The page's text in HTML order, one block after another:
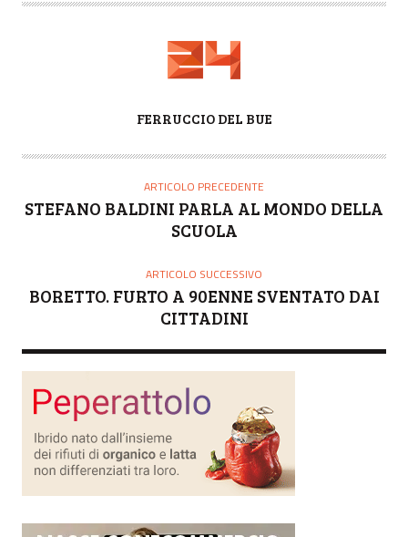
T
R
FERRUCCIO DEL BUE
ARTICOLO PRECEDENTE
STEFANO BALDINI PARLA AL MONDO DELLA
SCUOLA
ARTICOLO SUCCESSIVO
BORETTO. FURTO A 90ENNE SVENTATO DAI
CITTADINI